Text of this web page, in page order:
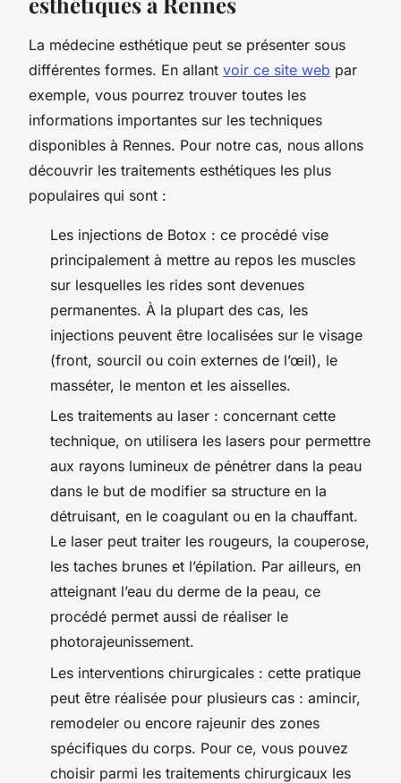
La médecine esthétique peut se présenter sous
différentes formes. En allant voir ce site web par
exemple, vous pourrez trouver toutes les
informations importantes sur les techniques
disponibles à Rennes. Pour notre cas, nous allons
découvrir les traitements esthétiques les plus
populaires qui sont :
Les injections de Botox : ce procédé vise
principalement à mettre au repos les muscles
sur lesquelles les rides sont devenues
permanentes. À la plupart des cas, les
injections peuvent être localisées sur le visage
(front, sourcil ou coin externes de l’œil), le
masséter, le menton et les aisselles.
Les traitements au laser : concernant cette
technique, on utilisera les lasers pour permettre
aux rayons lumineux de pénétrer dans la peau
dans le but de modifier sa structure en la
détruisant, en le coagulant ou en la chauffant.
Le laser peut traiter les rougeurs, la couperose,
les taches brunes et l’épilation. Par ailleurs, en
atteignant l’eau du derme de la peau, ce
procédé permet aussi de réaliser le
photorajeunissement.
Les interventions chirurgicales : cette pratique
peut être réalisée pour plusieurs cas : amincir,
remodeler ou encore rajeunir des zones
spécifiques du corps. Pour ce, vous pouvez
choisir parmi les traitements chirurgicaux les